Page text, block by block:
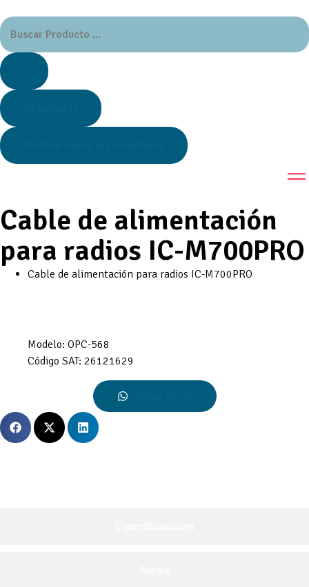
Cable de alimentación
para radios IC-M700PRO
Cable de alimentación para radios IC-M700PRO
Modelo: OPC-568
Código SAT: 26121629